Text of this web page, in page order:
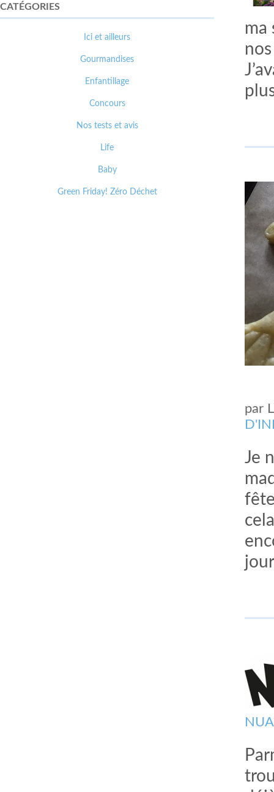
ma
par
Je
CATÉGORIES
Ici et ailleurs
Gourmandises
Enfantillage
Concours
Nos tests et avis
Life
Baby
Green Friday! Zéro Déchet